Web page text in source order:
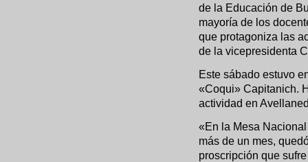
de la Educación de
mayoría de los
que protagoniza las
de la vicepresidenta
Este sábado estuvo
«Coqui» Capitanich.
actividad en
«En la Mesa
más de un mes,
proscripción que